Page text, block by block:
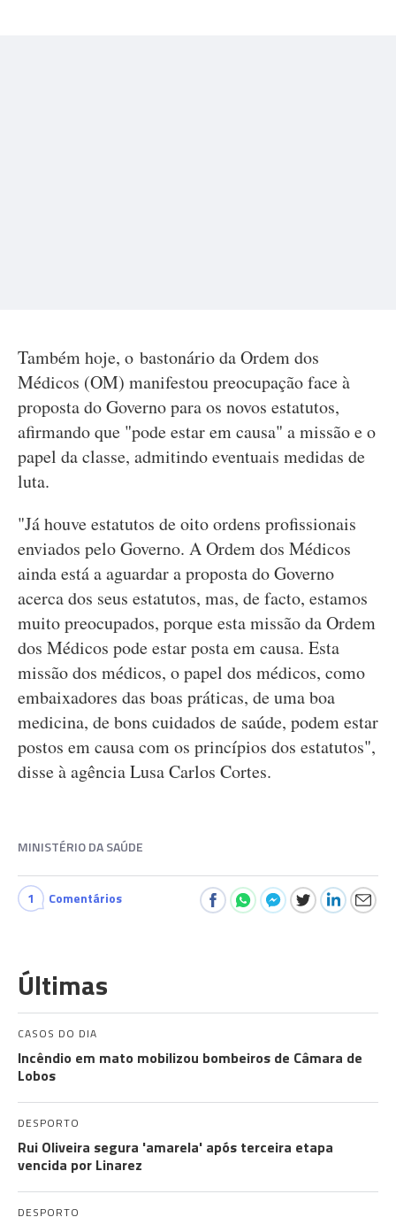
Também hoje, o bastonário da Ordem dos
Médicos (OM) manifestou preocupação face à
proposta do Governo para os novos estatutos,
afirmando que "pode estar em causa" a missão e o
papel da classe, admitindo eventuais medidas de
luta.
"Já houve estatutos de oito ordens profissionais
enviados pelo Governo. A Ordem dos Médicos
ainda está a aguardar a proposta do Governo
acerca dos seus estatutos, mas, de facto, estamos
muito preocupados, porque esta missão da Ordem
dos Médicos pode estar posta em causa. Esta
missão dos médicos, o papel dos médicos, como
embaixadores das boas práticas, de uma boa
medicina, de bons cuidados de saúde, podem estar
postos em causa com os princípios dos estatutos",
disse à agência Lusa Carlos Cortes.
MINISTÉRIO DA SAÚDE
1 Comentários
Últimas
CASOS DO DIA
Incêndio em mato mobilizou bombeiros de Câmara de
Lobos
DESPORTO
Rui Oliveira segura 'amarela' após terceira etapa
vencida por Linarez
DESPORTO